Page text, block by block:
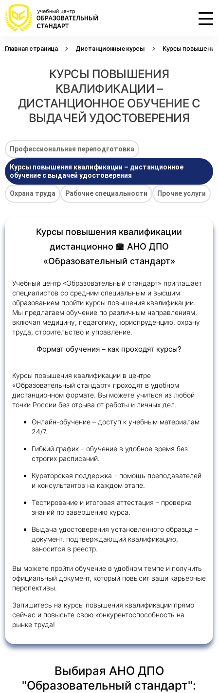
Главная страница Дистанционные курсы Курсы повышения
КУРСЫ ПОВЫШЕНИЯ
КВАЛИФИКАЦИИ –
ДИСТАНЦИОННОЕ ОБУЧЕНИЕ С
ВЫДАЧЕЙ УДОСТОВЕРЕНИЯ
Профессиональная переподготовка
Курсы повышения квалификации – дистанционное
обучение с выдачей удостоверения
Охрана труда Рабочие специальности Прочие услуги
Курсы повышения квалификации
дистанционно 🏫 АНО ДПО
«Образовательный стандарт»
Учебный центр «Образовательный стандарт» приглашает
специалистов со средним специальным и высшим
образованием пройти курсы повышения квалификации.
Мы предлагаем обучение по различным направлениям,
включая медицину, педагогику, юриспруденцию, охрану
труда, строительство и управление.
Формат обучения – как проходят курсы?
Курсы повышения квалификации в центре
«Образовательный стандарт» проходят в удобном
дистанционном формате. Вы можете учиться из любой
точки России без отрыва от работы и личных дел.
Онлайн-обучение – доступ к учебным материалам
24/7.
Гибкий график – обучение в удобное время без
строгих расписаний.
Кураторская поддержка – помощь преподавателей
и консультантов на каждом этапе.
Тестирование и итоговая аттестация – проверка
знаний по завершению курса.
Выдача удостоверения установленного образца –
документ, подтверждающий квалификацию,
заносится в реестр.
Вы можете пройти обучение в удобном темпе и получить
официальный документ, который повысит ваши карьерные
перспективы.
Запишитесь на курсы повышения квалификации прямо
сейчас и повысьте свою конкурентоспособность на
рынке труда!
Выбирая АНО ДПО
"Образовательный стандарт":
Оставьте свои данные, наши специалисты
свяжутся с Вами
Приложите документы
Получить консультацию
Даю согласие на
обработку персональных
данныхиe-mail рассылку
Оставьте свои данные, наши специалисты
свяжутся с Вами
Приложите документы
Даю согласие наобработку персональных
данныхиe-mail рассылку
начислением баллов 14 ЗЕТ
Оставьте свои данные, наши специалисты
проконсультируют Вас
Получить консультацию
данныхиe-mail рассылку